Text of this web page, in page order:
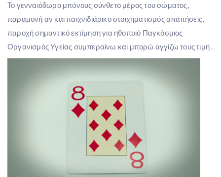
Το γενναιόδωρο μπόνους σύνθετο μέρος του σώματος,
παραμονή αν και παιχνιδιάρικο στοιχηματισμός απαιτήσεις,
παροχή σημαντικό εκτίμηση για ηθοποιό Παγκόσμιος
Οργανισμός Υγείας συμπεραίνω και μπορώ αγγίζω τους τιμή .